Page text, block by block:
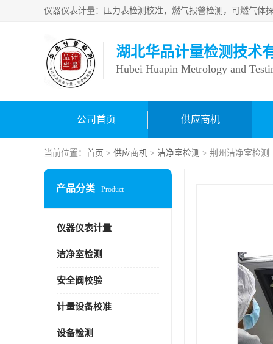
湖北华品计量检测技术
Hubei Huapin Metrology and
公司首页 供应商机
当前位置： 首页 > 供应商机 > 洁净室检测 > 荆州洁净室检测
产品分类 Product
仪器仪表计量
洁净室检测
安全阀校验
计量设备校准
设备检测